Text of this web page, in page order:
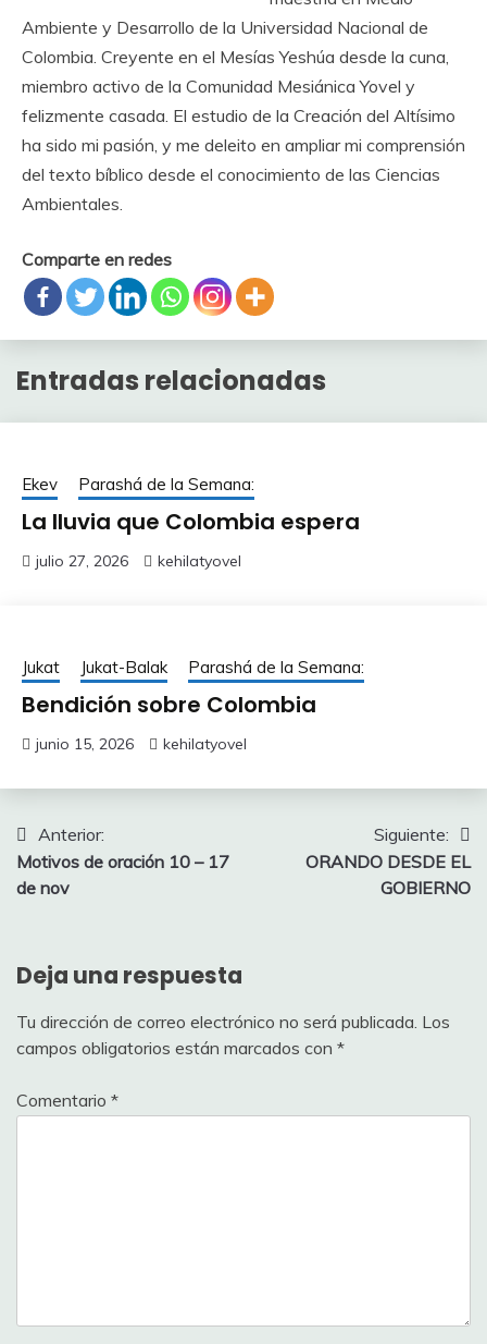
Ambiente y Desarrollo de la Universidad Nacional de
Colombia. Creyente en el Mesías Yeshúa desde la cuna,
miembro activo de la Comunidad Mesiánica Yovel y
felizmente casada. El estudio de la Creación del Altísimo
ha sido mi pasión, y me deleito en ampliar mi comprensión
del texto bíblico desde el conocimiento de las Ciencias
Ambientales.
Comparte en redes
Entradas relacionadas
Ekev Parashá de la Semana:
La lluvia que Colombia espera
julio 27, 2026 kehilatyovel
Jukat Jukat-Balak Parashá de la Semana:
Bendición sobre Colombia
junio 15, 2026 kehilatyovel
Navegación
de
Anterior:
Motivos de oración 10 – 17
de nov
Siguiente:
ORANDO DESDE EL
GOBIERNO
Deja una respuesta
Tu dirección de correo electrónico no será publicada. Los
campos obligatorios están marcados con *
Comentario *